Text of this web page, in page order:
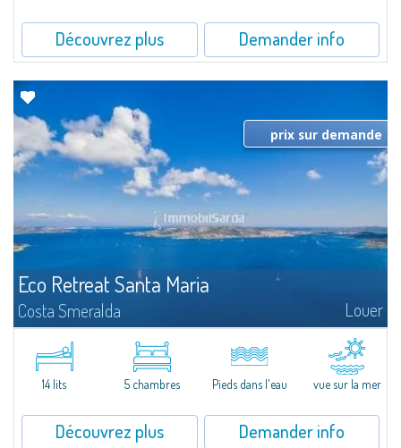
Découvrez plus Demander info
Eco Retreat Santa Maria
Costa Smeralda Louer
L'Eco Retreat Casa Viggiani se situe sur l'île paradisiaque de Santa Maria, au
cœur du "Parc National Archipel de La Maddalena". L'île est accessible en
bateau en 30 minutes depuis Palau, 25 minutes de la Maddalena et...
prix sur demande
14 lits 5 chambres Pieds dans l'eau vue sur la mer
Découvrez plus Demander info